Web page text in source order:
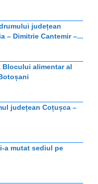
județean
– Dimitrie Cantemir –...
Blocului alimentar al
județean Coțușca –
a mutat sediul pe